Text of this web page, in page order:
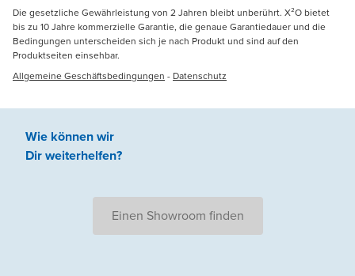
Die gesetzliche Gewährleistung von 2 Jahren bleibt unberührt. X²O bietet
bis zu 10 Jahre kommerzielle Garantie, die genaue Garantiedauer und die
Bedingungen unterscheiden sich je nach Produkt und sind auf den
Produktseiten einsehbar.
Allgemeine Geschäftsbedingungen - Datenschutz
Wie können wir
Dir weiterhelfen?
Einen Showroom finden